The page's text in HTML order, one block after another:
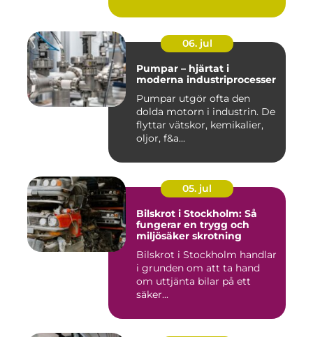
06. jul
Pumpar – hjärtat i
moderna industriprocesser
Pumpar utgör ofta den
dolda motorn i industrin. De
flyttar vätskor, kemikalier,
oljor, f&a...
05. jul
Bilskrot i Stockholm: Så
fungerar en trygg och
miljösäker skrotning
Bilskrot i Stockholm handlar
i grunden om att ta hand
om uttjänta bilar på ett
säker...